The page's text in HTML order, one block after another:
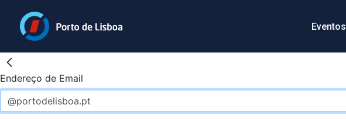
Eventos
Endereço de Email